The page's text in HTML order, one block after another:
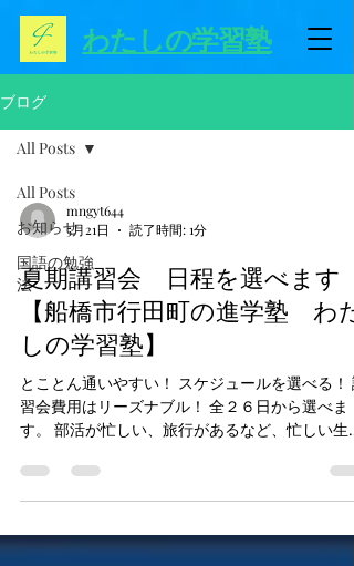
わたしの学習塾
ブログ
All Posts
お知らせ
国語の勉強
法
All Posts
mngyt644
5月21日
読了時間: 1分
夏期講習会 日程を選べます
【船橋市行田町の進学塾 わた
しの学習塾】
とことん通いやすい！ スケジュールを選べる！
習会費用はリーズナブル！ 全２６日から選べま
す。 部活が忙しい、旅行があるなど、忙しい生徒
な夏！ 夏期講習への参加、新規ご入会をお待ち
しています。 船橋市、行田町（船橋法典駅・塚田
塾です高校受験、大学受験。（小・中・高の5教